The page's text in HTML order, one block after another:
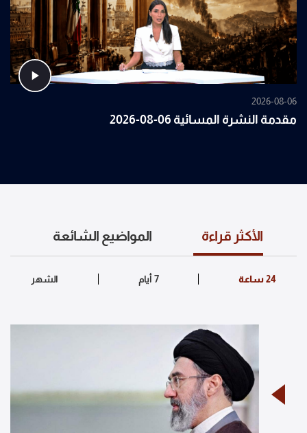
2026-08-06
مقدمة النشرة المسائية 06-08-2026
الأكثر قراءة المواضيع الشائعة